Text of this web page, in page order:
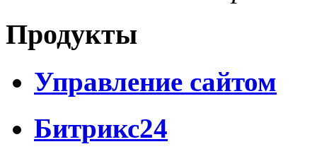
Продукты
Управление сайтом
Битрикс24